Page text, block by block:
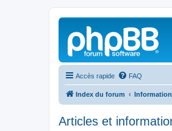
Accès rapide FAQ
Index du forum
Articles et